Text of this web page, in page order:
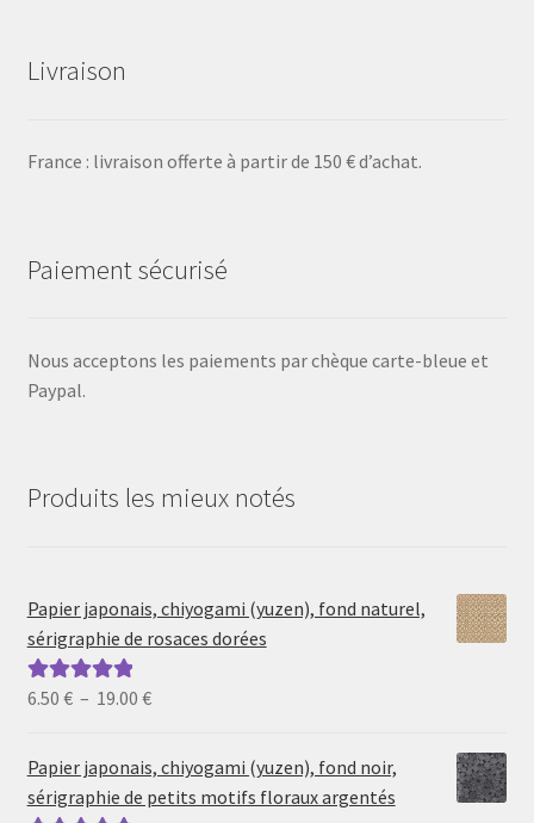
Livraison
France : livraison offerte à partir de 150 € d’achat.
Paiement sécurisé
Nous acceptons les paiements par chèque carte-bleue et
Paypal.
Produits les mieux notés
Papier japonais, chiyogami (yuzen), fond naturel,
sérigraphie de rosaces dorées
Note5.00sur
6.50 € – 19.00 €Plage
prix :
6.50 €
Papier japonais, chiyogami (yuzen), fond noir,
sérigraphie de petits motifs floraux argentés